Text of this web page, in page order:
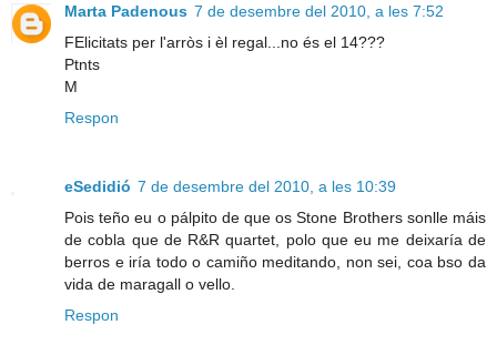
Marta Padenous 7 de desembre del 2010, a les 7:52
FElicitats per l'arròs i èl regal...no és el 14???
Ptnts
M
Respon
eSedidió 7 de desembre del 2010, a les 10:39
Pois teño eu o pálpito de que os Stone Brothers sonlle máis
de cobla que de R&R quartet, polo que eu me deixaría de
berros e iría todo o camiño meditando, non sei, coa bso da
vida de maragall o vello.
Respon